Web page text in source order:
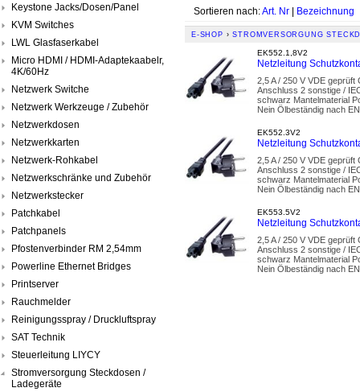
Keystone Jacks/Dosen/Panel
KVM Switches
LWL Glasfaserkabel
Micro HDMI / HDMI-Adaptekaabelr,
4K/60Hz
Netzwerk Switche
Netzwerk Werkzeuge / Zubehör
Netzwerkdosen
Netzwerkkarten
Netzwerk-Rohkabel
Netzwerkschränke und Zubehör
Netzwerkstecker
Patchkabel
Patchpanels
Pfostenverbinder RM 2,54mm
Powerline Ethernet Bridges
Printserver
Rauchmelder
Reinigungsspray / Druckluftspray
SAT Technik
Steuerleitung LIYCY
Stromversorgung Steckdosen /
Ladegeräte
Sortieren nach:Art. Nr | Bezeichnung
E-SHOP › STROMVERSORGUNG
EK552.1,8V2
Netzleitung
2,5 A / 250 V VDE
Anschluss 2 sonstige /
schwarz Mantelmaterial
Nein Ölbeständig nach
EK552.3V2
Netzleitung
2,5 A / 250 V VDE
Anschluss 2 sonstige /
schwarz Mantelmaterial
Nein Ölbeständig nach
EK553.5V2
Netzleitung
2,5 A / 250 V VDE
Anschluss 2 sonstige /
schwarz Mantelmaterial
Nein Ölbeständig nach